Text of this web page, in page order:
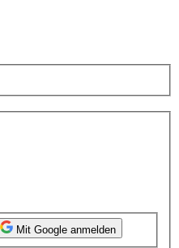
Mit Google anmelden